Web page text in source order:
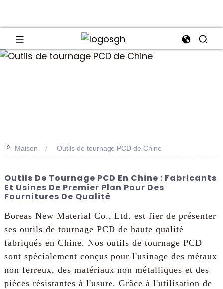
>> Maison Outils de tournage PCD de Chine
Outils De Tournage PCD En Chine : Fabricants
Et Usines De Premier Plan Pour Des
Fournitures De Qualité
Boreas New Material Co., Ltd. est fier de présenter
ses outils de tournage PCD de haute qualité
fabriqués en Chine. Nos outils de tournage PCD
sont spécialement conçus pour l'usinage des métaux
non ferreux, des matériaux non métalliques et des
pièces résistantes à l'usure. Grâce à l'utilisation de